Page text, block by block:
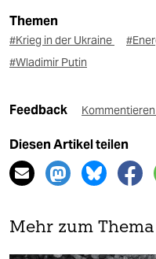
Themen
#Krieg in der Ukraine
#Wladimir Putin
Feedback Kommentieren
Diesen Artikel teilen
Mehr zum Thema